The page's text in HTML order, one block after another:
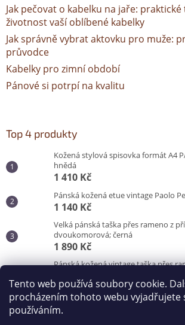
Tento web používá soubory cookie.
procházením tohoto webu vyjadřujete
používáním.
Jak pečovat o kabelku na jaře:
životnost vaší oblíbené kabelky
Jak správně vybrat aktovku pro muže:
průvodce
Kabelky pro zimní období
Pánové si potrpí na kvalitu
Top 4 produkty
Kožená stylová spisovka formát A4
hnědá
1 410 Kč
Pánská kožená etue vintage Paolo
1 140 Kč
Velká pánská taška přes rameno z
dvoukomorová; černá
1 890 Kč
Pánská kožená vintage taška přes
3 100 Kč